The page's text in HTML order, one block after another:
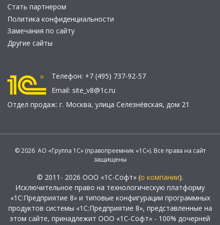
Стать партнером
Политика конфиденциальности
Замечания по сайту
Другие сайты
Телефон: +7 (495) 737-92-57
Email: site_v8@1c.ru
Отдел продаж: г. Москва, улица Селезнёвская, дом 21
© 2026 АО «Группа 1С» (правопреемник «1С»). Все права на сайт
защищены
© 2011- 2026 ООО «1С-Софт» (о компании).
Исключительное право на технологическую платформу
«1С:Предприятие 8» и типовые конфигурации программных
продуктов системы «1С:Предприятие 8», представленные на
этом сайте, принадлежит ООО «1С-Софт» - 100% дочерней